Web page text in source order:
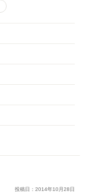
投稿日： 2014年10 月28日